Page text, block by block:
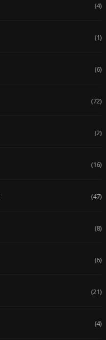
(4)
(1)
(6)
(72)
(2)
(16)
(47)
(8)
(6)
(21)
(4)